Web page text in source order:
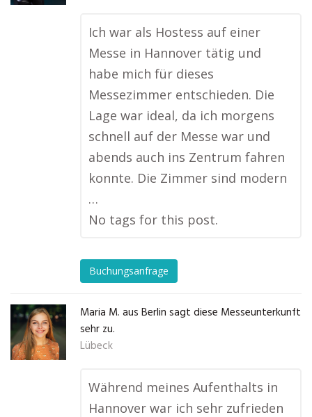
Ich war als Hostess auf einer
Messe in Hannover tätig und
habe mich für dieses
Messezimmer entschieden. Die
Lage war ideal, da ich morgens
schnell auf der Messe war und
abends auch ins Zentrum fahren
konnte. Die Zimmer sind modern
…
No tags for this post.
Buchungsanfrage
Maria M. aus Berlin sagt diese Messeunterkunft
sehr zu.
Lübeck
Während meines Aufenthalts in
Hannover war ich sehr zufrieden